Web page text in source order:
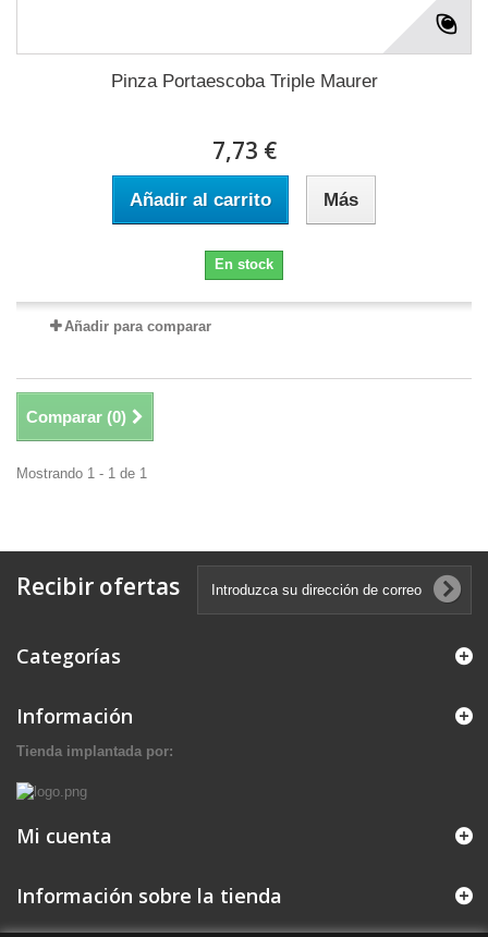
Pinza Portaescoba Triple Maurer
7,73 €
Añadir al carrito Más
En stock
Añadir para comparar
Comparar (0)
Mostrando 1 - 1 de 1
Recibir ofertas
Categorías
Información
Tienda implantada por:
Mi cuenta
Información sobre la tienda